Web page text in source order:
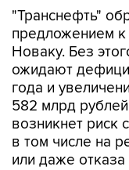
"Транснефть"
предложением
Новаку. Без
ожидают
года и
582 млрд
возникнет риск
в том числе на
или даже